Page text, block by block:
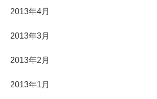
2013年4月
2013年3月
2013年2月
2013年1月